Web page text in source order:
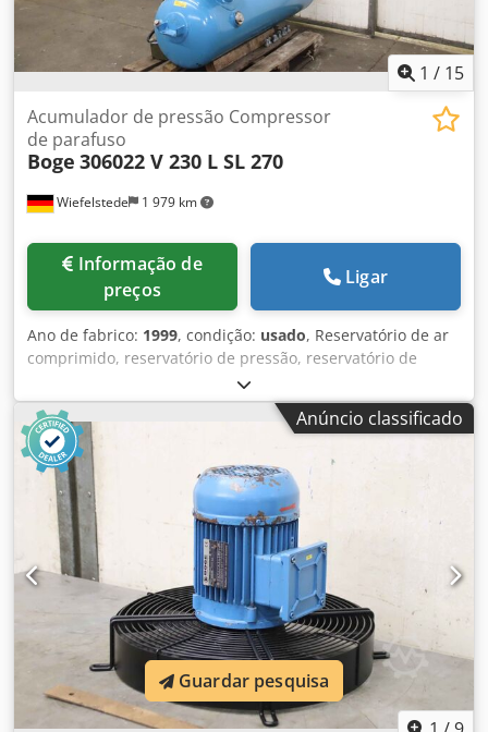
1 / 15
Wiefelstede 1 979 km
Acumulador de pressão Compressor
de parafuso
Boge 306022 V 230 L SL 270
preços
Ligar
Ano de fabrico: 1999, condição: usado, Reservatório de ar
comprimido, reservatório de pressão, reservatório de
pressão, reservatório de ar comprimido, reservatório de
compressor, armazenamento de pressão para compressor
de parafuso, compressor, unidade de ar comprimido,
compressor de ar estacionário, bloco de parafuso,
compressor, estágio de compressor -Fabricante: Boge,
acumulador de pressão com bloco de filtro do tipo de
compressor SL 270 -Acumulador de pressão: Tipo 306022 V
230 L -Pressão final: máx. 15 bar -Círculo de orifício: Ø 240
x 22 mm -Unidades de filtragem: ver fotos Componentes
individuais Dsdpfopm Thzex Agxeck -Dimensões:
1600/980/H1270 mm -Peso: 289 kg
Anúncio classificado
Guardar pesquisa